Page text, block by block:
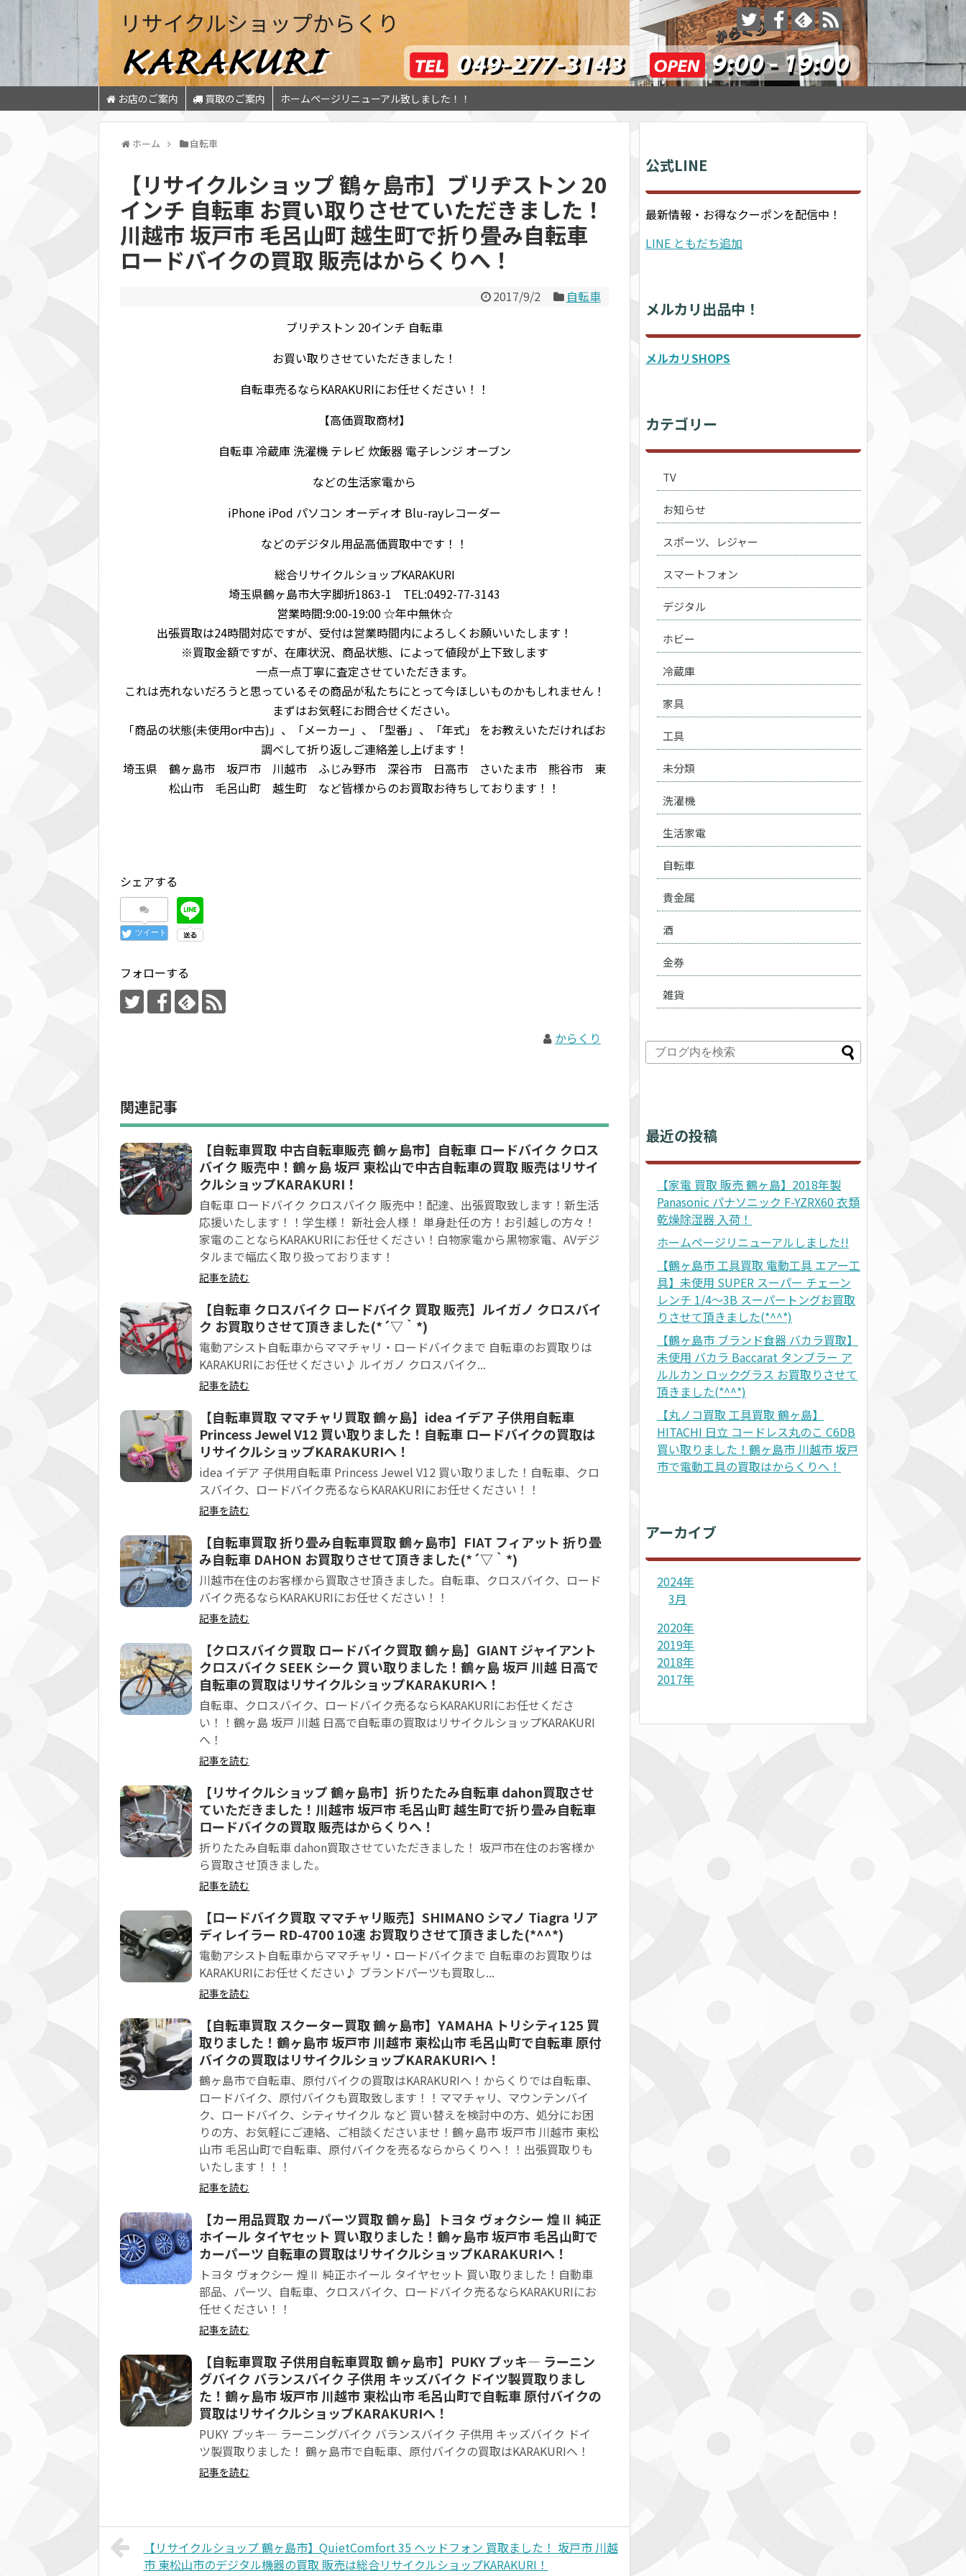
リサイクルショップからくり
お店のご案内 買取のご案内 ホームページリニューアル致しました！！
ホーム 自転車
【リサイクルショップ 鶴ヶ島市】ブリヂストン 20
インチ 自転車 お買い取りさせていただきました！
川越市 坂戸市 毛呂山町 越生町で折り畳み自転車
ロードバイクの買取 販売はからくりへ！
2017/9/2
自転車
ブリヂストン 20インチ 自転車
お買い取りさせていただきました！
自転車売るならKARAKURIにお任せください！！
【高価買取商材】
自転車 冷蔵庫 洗濯機 テレビ 炊飯器 電子レンジ オーブン
などの生活家電から
iPhone iPod パソコン オーディオ Blu-rayレコーダー
などのデジタル用品高価買取中です！！
総合リサイクルショップKARAKURI
埼玉県鶴ヶ島市大字脚折1863-1 TEL:0492-77-3143
営業時間:9:00-19:00 ☆年中無休☆
出張買取は24時間対応ですが、受付は営業時間内によろしくお願いいたします！
※買取金額ですが、在庫状況、商品状態、によって値段が上下致します
一点一点丁寧に査定させていただきます。
これは売れないだろうと思っているその商品が私たちにとって今ほしいものかもしれません！
まずはお気軽にお問合せください。
「商品の状態(未使用or中古)」、「メーカー」、「型番」、「年式」 をお教えいただければお
調べして折り返しご連絡差し上げます！
埼玉県 鶴ヶ島市 坂戸市 川越市 ふじみ野市 深谷市 日高市 さいたま市 熊谷市 東
松山市 毛呂山町 越生町 など皆様からのお買取お待ちしております！！
シェアする
ツイート
フォローする
からくり
関連記事
【自転車買取 中古自転車販売 鶴ヶ島市】自転車 ロードバイク クロス
バイク 販売中！鶴ヶ島 坂戸 東松山で中古自転車の買取 販売はリサイ
クルショップKARAKURI！
自転車 ロードバイク クロスバイク 販売中！配達、出張買取致します！新生活
応援いたします！！学生様！ 新社会人様！ 単身赴任の方！お引越しの方々！
家電のことならKARAKURIにお任せください！白物家電から黒物家電、AVデジ
タルまで幅広く取り扱っております！
記事を読む
【自転車 クロスバイク ロードバイク 買取 販売】ルイガノ クロスバイ
ク お買取りさせて頂きました(*´▽｀*)
電動アシスト自転車からママチャリ・ロードバイクまで 自転車のお買取りは
KARAKURIにお任せください♪ ルイガノ クロスバイク...
記事を読む
【自転車買取 ママチャリ買取 鶴ヶ島】idea イデア 子供用自転車
Princess Jewel V12 買い取りました！自転車 ロードバイクの買取は
リサイクルショップKARAKURIへ！
idea イデア 子供用自転車 Princess Jewel V12 買い取りました！自転車、クロ
スバイク、ロードバイク売るならKARAKURIにお任せください！！
記事を読む
【自転車買取 折り畳み自転車買取 鶴ヶ島市】FIAT フィアット 折り畳
み自転車 DAHON お買取りさせて頂きました(*´▽｀*)
川越市在住のお客様から買取させ頂きました。自転車、クロスバイク、ロード
バイク売るならKARAKURIにお任せください！！
記事を読む
【クロスバイク買取 ロードバイク買取 鶴ヶ島】GIANT ジャイアント
クロスバイク SEEK シーク 買い取りました！鶴ヶ島 坂戸 川越 日高で
自転車の買取はリサイクルショップKARAKURIへ！
自転車、クロスバイク、ロードバイク売るならKARAKURIにお任せくださ
い！！鶴ヶ島 坂戸 川越 日高で自転車の買取はリサイクルショップKARAKURI
へ！
記事を読む
【リサイクルショップ 鶴ヶ島市】折りたたみ自転車 dahon買取させ
ていただきました！川越市 坂戸市 毛呂山町 越生町で折り畳み自転車
ロードバイクの買取 販売はからくりへ！
折りたたみ自転車 dahon買取させていただきました！ 坂戸市在住のお客様か
ら買取させ頂きました。
記事を読む
【ロードバイク買取 ママチャリ販売】SHIMANO シマノ Tiagra リア
ディレイラー RD-4700 10速 お買取りさせて頂きました(*^^*)
電動アシスト自転車からママチャリ・ロードバイクまで 自転車のお買取りは
KARAKURIにお任せください♪ ブランドパーツも買取し...
記事を読む
【自転車買取 スクーター買取 鶴ヶ島市】YAMAHA トリシティ125 買
取りました！鶴ヶ島市 坂戸市 川越市 東松山市 毛呂山町で自転車 原付
バイクの買取はリサイクルショップKARAKURIへ！
鶴ヶ島市で自転車、原付バイクの買取はKARAKURIへ！からくりでは自転車、
ロードバイク、原付バイクも買取致します！！ママチャリ、マウンテンバイ
ク、ロードバイク、シティサイクル など 買い替えを検討中の方、処分にお困
りの方、お気軽にご連絡、ご相談くださいませ！鶴ヶ島市 坂戸市 川越市 東松
山市 毛呂山町で自転車、原付バイクを売るならからくりへ！！出張買取りも
いたします！！！
記事を読む
【カー用品買取 カーパーツ買取 鶴ヶ島】トヨタ ヴォクシー 煌Ⅱ 純正
ホイール タイヤセット 買い取りました！鶴ヶ島市 坂戸市 毛呂山町で
カーパーツ 自転車の買取はリサイクルショップKARAKURIへ！
トヨタ ヴォクシー 煌Ⅱ 純正ホイール タイヤセット 買い取りました！自動車
部品、パーツ、自転車、クロスバイク、ロードバイク売るならKARAKURIにお
任せください！！
記事を読む
【自転車買取 子供用自転車買取 鶴ヶ島市】PUKY プッキ― ラーニン
グバイク バランスバイク 子供用 キッズバイク ドイツ製買取りまし
た！鶴ヶ島市 坂戸市 川越市 東松山市 毛呂山町で自転車 原付バイクの
買取はリサイクルショップKARAKURIへ！
PUKY プッキ― ラーニングバイク バランスバイク 子供用 キッズバイク ドイ
ツ製買取りました！ 鶴ヶ島市で自転車、原付バイクの買取はKARAKURIへ！
記事を読む
【リサイクルショップ 鶴ヶ島市】QuietComfort 35 ヘッドフォン 買取ました！ 坂戸市 川越
市 東松山市のデジタル機器の買取 販売は総合リサイクルショップKARAKURI！
公式LINE
最新情報・お得なクーポンを配信中！
LINE ともだち追加
メルカリ出品中！
メルカリSHOPS
カテゴリー
TV
お知らせ
スポーツ、レジャー
スマートフォン
デジタル
ホビー
冷蔵庫
家具
工具
未分類
洗濯機
生活家電
自転車
貴金属
酒
金券
雑貨
最近の投稿
【家電 買取 販売 鶴ヶ島】2018年製
Panasonic パナソニック F-YZRX60 衣類
乾燥除湿器 入荷！
ホームページリニューアルしました!!
【鶴ヶ島市 工具買取 電動工具 エアー工
具】未使用 SUPER スーパー チェーン
レンチ 1/4～3B スーパートングお買取
りさせて頂きました(*^^*)
【鶴ヶ島市 ブランド食器 バカラ買取】
未使用 バカラ Baccarat タンブラー ア
ルルカン ロックグラス お買取りさせて
頂きました(*^^*)
【丸ノコ買取 工具買取 鶴ヶ島】
HITACHI 日立 コードレス丸のこ C6DB
買い取りました！鶴ヶ島市 川越市 坂戸
市で電動工具の買取はからくりへ！
アーカイブ
2024年
3月
2020年
2019年
2018年
2017年